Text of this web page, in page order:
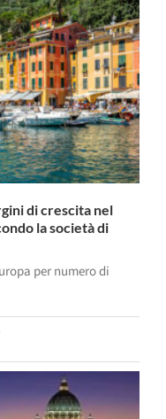
di crescita nel
la società di
per numero di